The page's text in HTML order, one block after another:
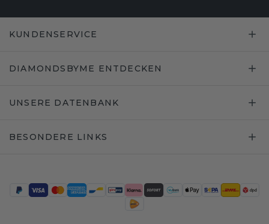
KUNDENSERVICE
DIAMONDSBYME ENTDECKEN
UNSERE DATENBANK
BESONDERE LINKS